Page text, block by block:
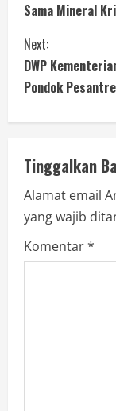
Sama Mineral
Next:
DWP
Pondok
Tinggalkan
Alamat email
yang wajib
Komentar*